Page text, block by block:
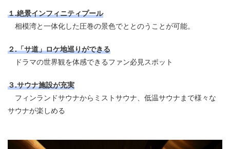
１.絶景インフィニティプール
相模湾と一体化した圧巻の景色でととのうことが可能。
２.「サ道」ロケ地巡りができる
ドラマの世界観を体感できるファン必見スポット
３.サウナ施設が充実
フィンランドサウナからミストサウナ、低温サウナまで様々な
サウナが楽しめる